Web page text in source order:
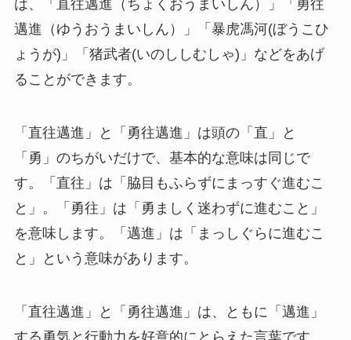
は、「直往邁進（ちょくおうまいしん）」「勇往
邁進（ゆうおうまいしん）」「暴虎馮河(ぼうこひ
ょうが)」「猪武者(いのししむしゃ)」などをあげ
ることができます。
「直往邁進」と「勇往邁進」は頭の「直」と
「勇」のちがいだけで、基本的な意味は同じで
す。「直往」は「脇目もふらずにまっすぐ進むこ
と」。「勇往」は「勇ましく迷わずに進むこと」
を意味します。「邁進」は「まっしぐらに進むこ
と」という意味があります。
「直往邁進」と「勇往邁進」は、ともに「邁進」
する勇気と行動力を好意的にとらえた言葉です。